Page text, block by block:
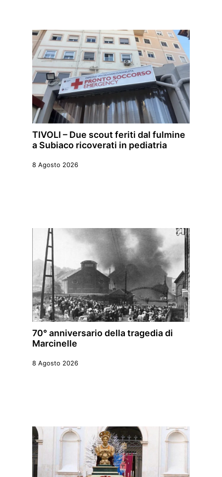
TIVOLI – Due scout feriti dal fulmine
a Subiaco ricoverati in pediatria
8 Agosto 2026
70° anniversario della tragedia di
Marcinelle
8 Agosto 2026